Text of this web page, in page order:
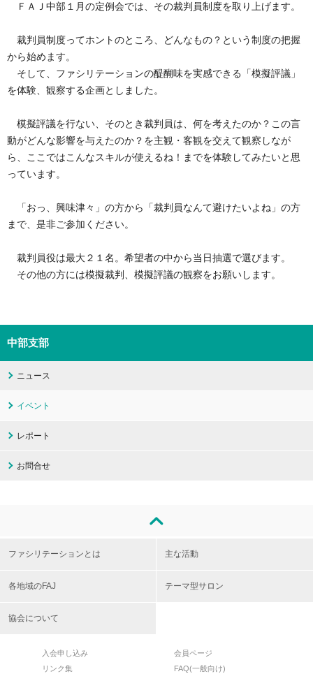
ＦＡＪ中部１月の定例会では、その裁判員制度を取り上げます。
裁判員制度ってホントのところ、どんなもの？という制度の把握
から始めます。
そして、ファシリテーションの醍醐味を実感できる「模擬評議」
を体験、観察する企画としました。
模擬評議を行ない、そのとき裁判員は、何を考えたのか？この言
動がどんな影響を与えたのか？を主観・客観を交えて観察しなが
ら、ここではこんなスキルが使えるね！までを体験してみたいと思
っています。
「おっ、興味津々」の方から「裁判員なんて避けたいよね」の方
まで、是非ご参加ください。
裁判員役は最大２１名。希望者の中から当日抽選で選びます。
その他の方には模擬裁判、模擬評議の観察をお願いします。
中部支部
ニュース
イベント
レポート
お問合せ
ファシリテーションとは 主な活動
各地域のFAJ テーマ型サロン
協会について
入会申し込み
会員ページ
リンク集
FAQ(一般向け)